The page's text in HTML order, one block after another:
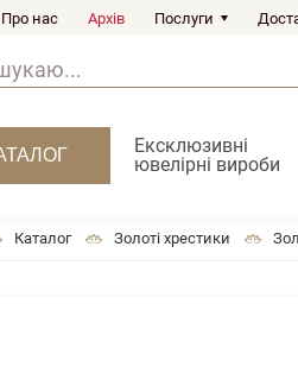
Про нас Архів Послуги
Ексклюзивні
ювелірні вироби
Каталог Золоті хрестики